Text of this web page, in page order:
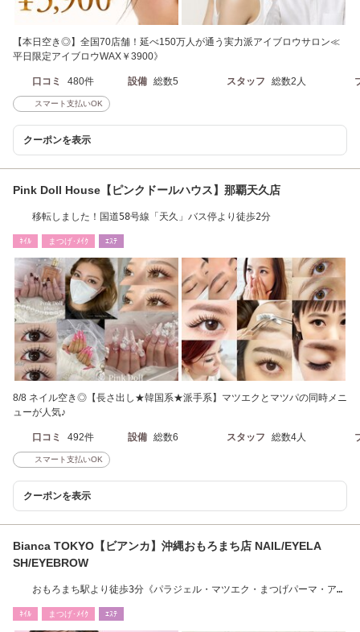
【本日空き◎】全国70店舗！延べ150万人が通う実力派アイブロウサロン≪
平日限定アイブロウWAX￥3900》
口コミ 480件 設備 総数5 スタッフ 総数2人
スマート支払いOK
クーポンを表示
Pink Doll House【ピンクドールハウス】那覇天久店
移転しました！国道58号線「天久」バス停より徒歩2分
ﾈｲﾙ まつげ･ﾒｲｸ ｴｽﾃ
8/8 ネイル空き◎【長さ出し★韓国系★派手系】マツエクとマツパの同時メニ
ューが人気♪
口コミ 492件 設備 総数6 スタッフ 総数4人
スマート支払いOK
クーポンを表示
Bianca TOKYO【ビアンカ】沖縄おもろまち店 NAIL/EYELA
SH/EYEBROW
おもろまち駅より徒歩3分《パラジェル・マツエク・まつげパーマ・アイ
ﾈｲﾙ まつげ･ﾒｲｸ ｴｽﾃ